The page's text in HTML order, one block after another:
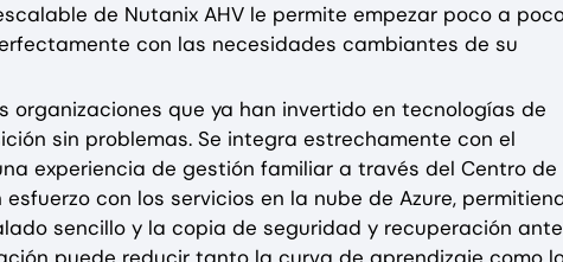
de Nutanix AHV le permite empezar poco a
con las necesidades cambiantes de su
organizaciones que ya han invertido en tecnologías de
sin problemas. Se integra estrechamente con el
experiencia de gestión familiar a través del Centro de
con los servicios en la nube de Azure,
sencillo y la copia de seguridad y recuperación ante